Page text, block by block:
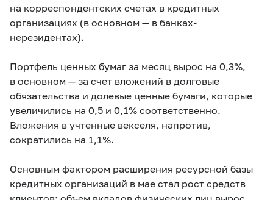
на корреспондентских счетах в кредитных
организациях (в основном — в банках-
нерезидентах).
Портфель ценных бумаг за месяц вырос на 0,3%,
в основном — за счет вложений в долговые
обязательства и долевые ценные бумаги, которые
увеличились на 0,5 и 0,1% соответственно.
Вложения в учтенные векселя, напротив,
сократились на 1,1%.
Основным фактором расширения ресурсной базы
кредитных организаций в мае стал рост средств